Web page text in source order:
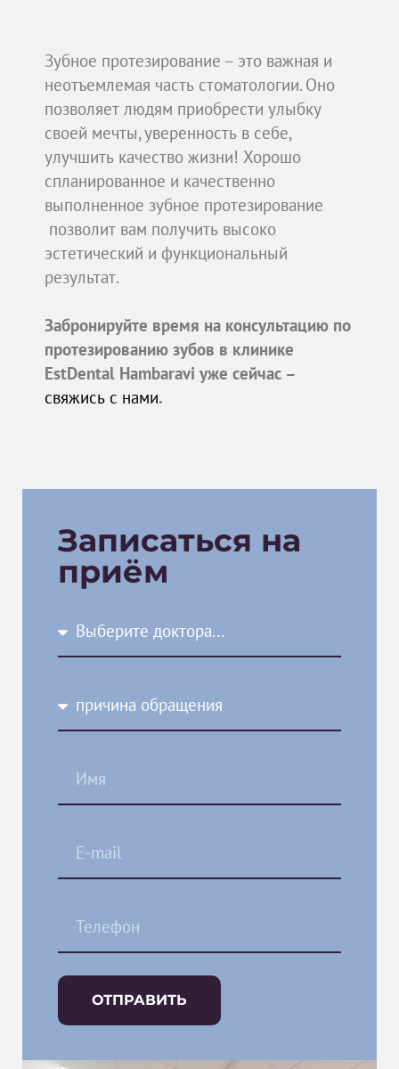
Зубное протезирование – это важная и
неотъемлемая часть стоматологии. Оно
позволяет людям приобрести улыбку
своей мечты, уверенность в себе,
улучшить качество жизни! Хорошо
спланированное и качественно
выполненное зубное протезирование
позволит вам получить высоко
эстетический и функциональный
результат.
Забронируйте время на консультацию по
протезированию зубов в клинике
EstDental Hambaravi уже сейчас –
свяжись с нами.
Записаться на
приём
ОТПРАВИТЬ